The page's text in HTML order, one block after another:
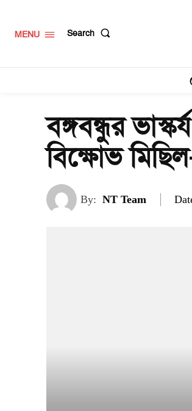
MENU Search
বঙ্গবন্ধুর
বিক্ষোভ
By: NT Team